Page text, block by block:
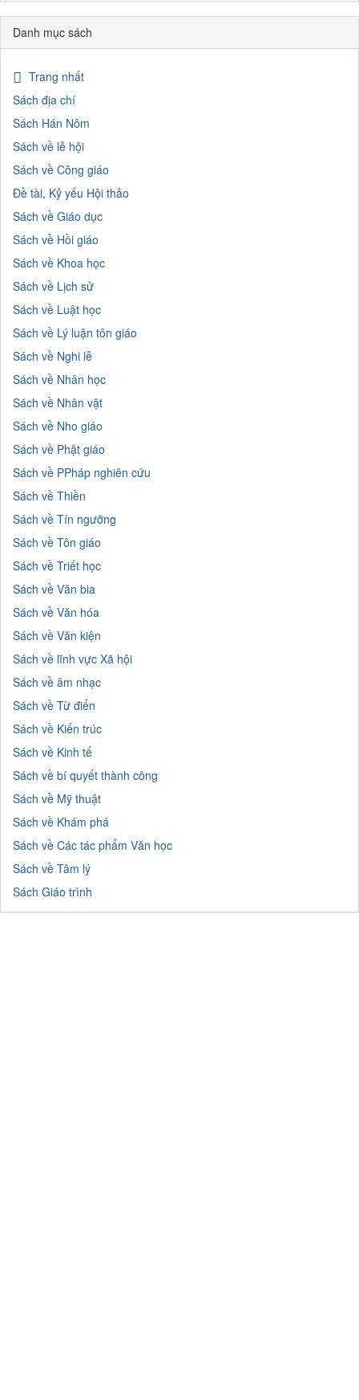
Danh mục sách
Trang nhất
Sách địa chí
Sách Hán Nôm
Sách về lễ hội
Sách về Công giáo
Đề tài, Kỷ yếu Hội thảo
Sách về Giáo dục
Sách về Hồi giáo
Sách về Khoa học
Sách về Lịch sử
Sách về Luật học
Sách về Lý luận tôn giáo
Sách về Nghi lễ
Sách về Nhân học
Sách về Nhân vật
Sách về Nho giáo
Sách về Phật giáo
Sách về PPháp nghiên cứu
Sách về Thiền
Sách về Tín ngưỡng
Sách về Tôn giáo
Sách về Triết học
Sách về Văn bia
Sách về Văn hóa
Sách về Văn kiện
Sách về lĩnh vực Xã hội
Sách về âm nhạc
Sách về Từ điển
Sách về Kiến trúc
Sách về Kinh tế
Sách về bí quyết thành công
Sách về Mỹ thuật
Sách về Khám phá
Sách về Các tác phẩm Văn học
Sách về Tâm lý
Sách Giáo trình